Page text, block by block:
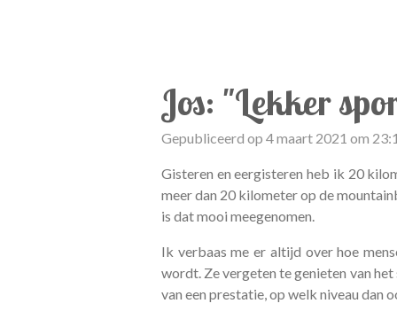
Jos: "Lekker
Gepubliceerd op 4 maart 2021 om
Gisteren en eergisteren heb ik 20
meer dan 20 kilometer op de
is dat mooi meegenomen.
Ik verbaas me er altijd over hoe
wordt. Ze vergeten te genieten van
van een prestatie, op welk niveau dan